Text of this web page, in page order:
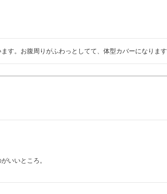
す。お腹周りがふわっとしてて、体型カバーになりま
いいところ。